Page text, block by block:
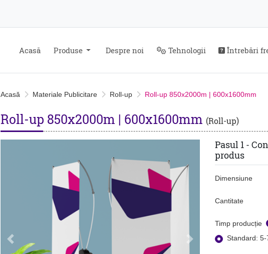
Acasă Produse Despre noi
Despre noi Tehnologii
Tehnologii Întrebări
Întrebări
Acasă Materiale Publicitare Roll-up Roll-up 850x2000m | 600x1600mm
Roll-up 850x2000m | 600x1600mm (Roll-up)
Pasul 1 -
produs
Dimensiune
Cantitate
Timp producție
Standard: 5-